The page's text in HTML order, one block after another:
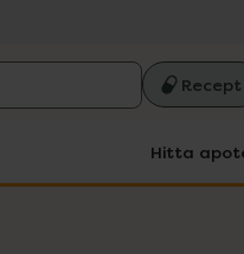
Recept
Hitta